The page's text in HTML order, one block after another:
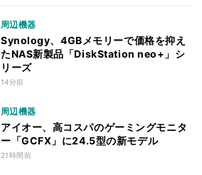
周辺機器
Synology、4GBメモリーで価格を抑え
たNAS新製品「DiskStation neo+」シ
リーズ
14分前
周辺機器
アイオー、高コスパのゲーミングモニタ
ー「GCFX」に24.5型の新モデル
21時間前